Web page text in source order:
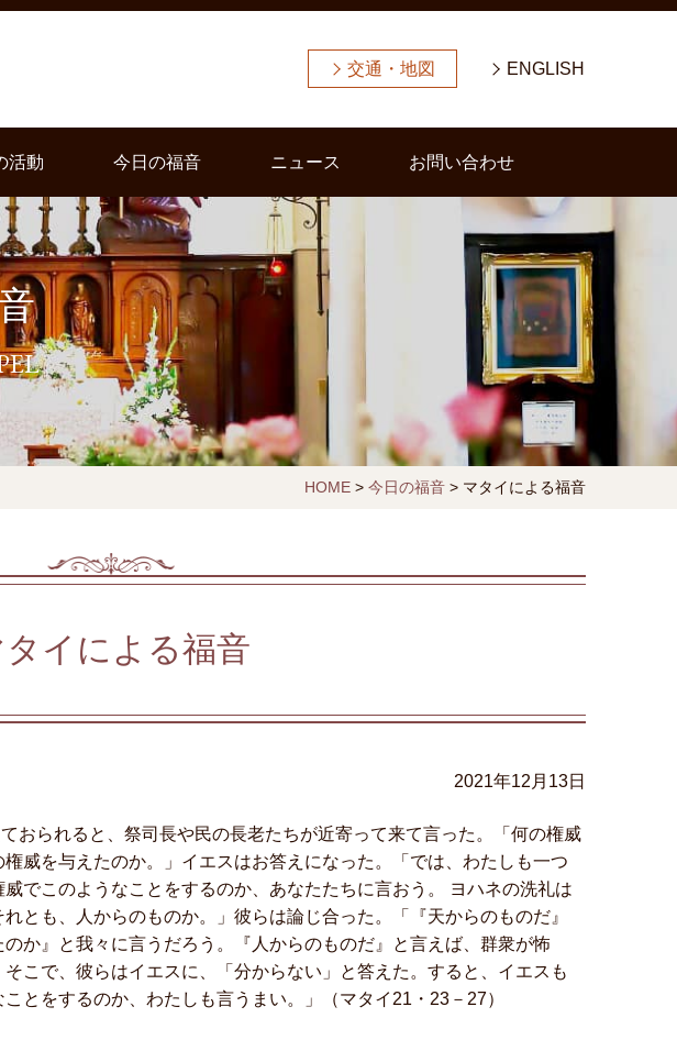
交通・地図 ENGLISH
活動 今日の福音 ニュース お問い合わせ
HOME> 今日の福音> マタイによる福音
タイによる福音
2021年12月13日
おられると、祭司長や民の長老たちが近寄って来て言った。「何の権威
威を与えたのか。」イエスはお答えになった。「では、わたしも一つ
でこのようなことをするのか、あなたたちに言おう。 ヨハネの洗礼は
とも、人からのものか。」彼らは論じ合った。「『天からのものだ』
か』と我々に言うだろう。『人からのものだ』と言えば、群衆が怖
こで、彼らはイエスに、「分からない」と答えた。すると、イエスも
とをするのか、わたしも言うまい。」（マタイ21・23－27）